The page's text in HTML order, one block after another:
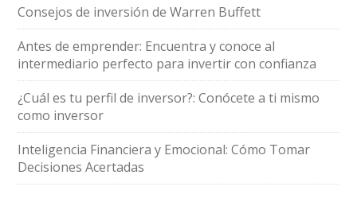
Consejos de inversión de Warren Buffett
Antes de emprender: Encuentra y conoce al
intermediario perfecto para invertir con confianza
¿Cuál es tu perfil de inversor?: Conócete a ti mismo
como inversor
Inteligencia Financiera y Emocional: Cómo Tomar
Decisiones Acertadas